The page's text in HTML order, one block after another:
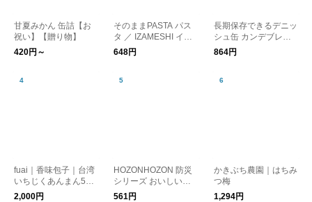
甘夏みかん 缶詰【お
祝い】【贈り物】
420円～
そのままPASTA パス
タ ／ IZAMESHI イザ
メシ 防災
648円
長期保存できるデニッ
シュ缶 カンデブレッ
ド 防災 CANNED BR
EAD
864円
fuai｜香味包子｜台湾
いちじくあんまん5個
入り【冷凍クール便】
2,000円
HOZONHOZON 防災
シリーズ おいしいご
はん 長期保存対応食
561円
かきぶち農園｜はちみ
つ梅
1,294円